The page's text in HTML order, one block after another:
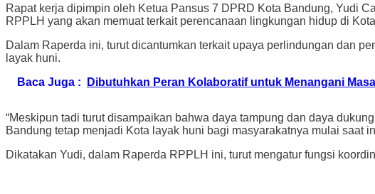
Rapat kerja dipimpin oleh Ketua Pansus 7 DPRD Kota Bandung, Yudi
RPPLH yang akan memuat terkait perencanaan lingkungan hidup di
Dalam Raperda ini, turut dicantumkan terkait upaya perlindungan dan
layak huni.
Baca Juga :
Dibutuhkan Peran Kolaboratif untuk Menangani
“Meskipun tadi turut disampaikan bahwa daya tampung dan daya
Bandung tetap menjadi Kota layak huni bagi masyarakatnya mulai saat
Dikatakan Yudi, dalam Raperda RPPLH ini, turut mengatur fungsi